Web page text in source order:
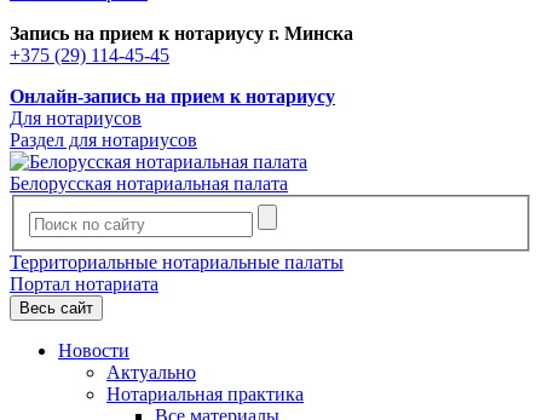
Запись на прием к нотариусу г. Минска
+375 (29) 114-45-45
Онлайн-запись на прием к нотариусу
Для нотариусов
Раздел для нотариусов
Белорусская нотариальная палата
Территориальные нотариальные палаты
Портал нотариата
Весь сайт
Новости
Актуально
Нотариальная практика
Все материалы